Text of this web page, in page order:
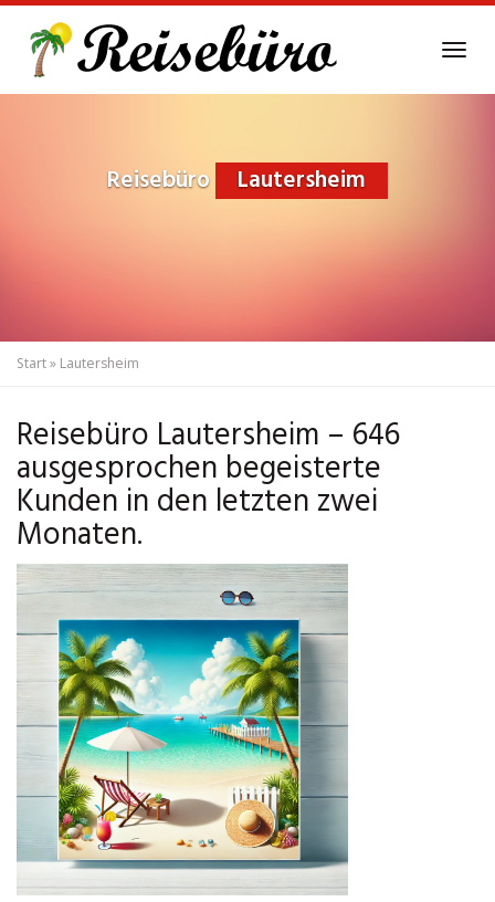
main
Reisebüro Lautersheim
Start» Lautersheim
Reisebüro Lautersheim – 646
ausgesprochen begeisterte
Kunden in den letzten zwei
Monaten.